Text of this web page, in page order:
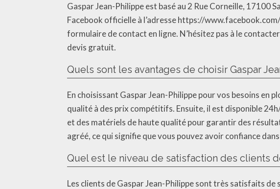
Gaspar Jean-Philippe est basé au 2 Rue Corneille, 17100
Facebook officielle à l’adresse https://
formulaire de contact en ligne. N’hésitez pas à le
devis gratuit.
Quels sont les avantages de choisir Gaspar
En choisissant Gaspar Jean-Philippe pour vos besoins en
qualité à des prix compétitifs. Ensuite, il est disponible
et des matériels de haute qualité pour garantir des
agréé, ce qui signifie que vous pouvez avoir confiance
Quel est le niveau de satisfaction des clients
Les clients de Gaspar Jean-Philippe sont très satisfaits